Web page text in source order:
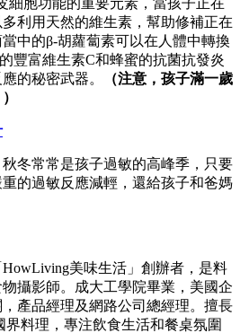
利用天然的維生素，幫助修補正在
中的β-胡蘿蔔素可以在人體中轉換
豐富維生素C和蜂蜜的抗菌抗發炎
的秘密武器。
（注意，孩子滿一歲
冬常常是孩子過敏的高峰季，只要
的過敏反應減輕，還給孩子和爸媽
美味生活」創辦者，是料
攝影師。成大工學院畢業，美國企
產品經理及網路公司總經理。擅長
料理，專注飲食生活和餐桌氛圍